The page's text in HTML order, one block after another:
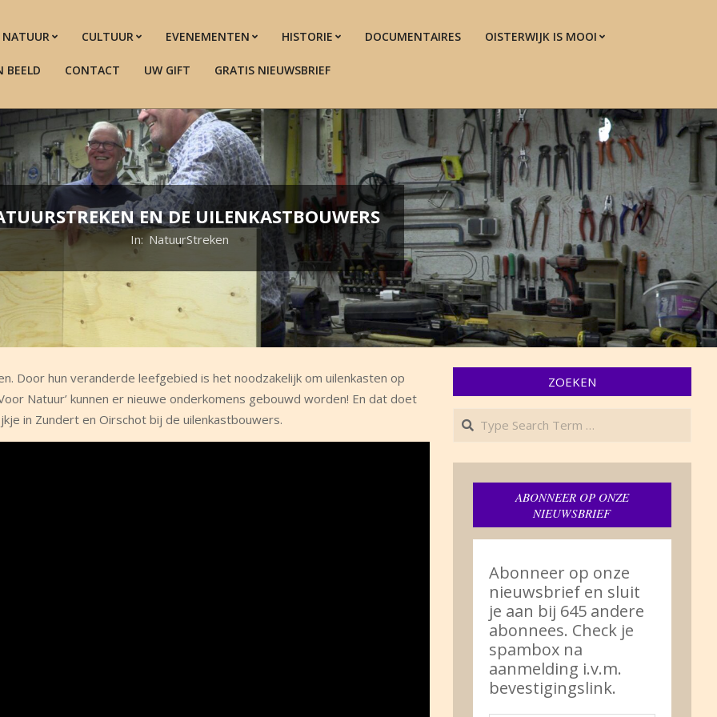
NATUUR CULTUUR EVENEMENTEN HISTORIE DOCUMENTAIRES OISTERWIJK IS MOOI
BEELD CONTACT UW GIFT GRATIS NIEUWSBRIEF
EN DE UILENKASTBOUWERS
In: NatuurStreken
Door hun veranderde leefgebied is het noodzakelijk om uilenkasten op
Natuur’ kunnen er nieuwe onderkomens gebouwd worden! En dat doet
in Zundert en Oirschot bij de uilenkastbouwers.
ZOEKEN
Search
ABONNEER OP ONZE
NIEUWSBRIEF
Abonneer op onze
nieuwsbrief en sluit
je aan bij 645 andere
abonnees. Check je
spambox na
aanmelding i.v.m.
bevestigingslink.